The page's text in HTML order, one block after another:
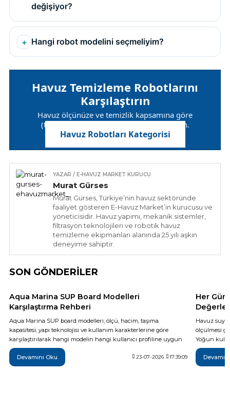
değişiyor?
Hangi robot modelini seçmeliyim?
Havuz Temizleme Robotlarını
Karşılaştırın
Havuz ölçünüze ve temizlik kapsamına göre
(taban/duvar/su hattı) robotları filtreleyin.
Havuz Robotları Kategorisi
YAZAR / E-HAVUZ MARKET KURUCU
Murat Gürses
Murat Gürses, Türkiye’nin havuz sektöründe
faaliyet gösteren E-Havuz Market’in kurucusu ve
yöneticisidir. Havuz yapımı, mekanik sistemler,
filtrasyon teknolojileri ve robotik havuz
temizleme ekipmanları alanında 25 yılı aşkın
deneyime sahiptir.
SON GÖNDERİLER
Aqua Marina SUP Board Modelleri
Karşılaştırma Rehberi
Aqua Marina SUP board modelleri; ölçü, hacim, taşıma
kapasitesi, yapı teknolojisi ve kullanım karakterlerine göre
karşılaştırılarak hangi modelin hangi kullanıcı profiline uygun
olduğu teknik verilerle açıklanıyor. Breeze, Vapor, Fusion,
Monster, Hyper, Coral, Nexus ve Flare modelleri arasındaki temel
farkları inceleyerek ihtiyaçlarınıza en uygun şişme SUP board'u
Devamını Oku 23-07-2026 17:39:09
Her
Havuz
ölçülmesi
Yoğun
da günlük
yöntemi,
sonrası